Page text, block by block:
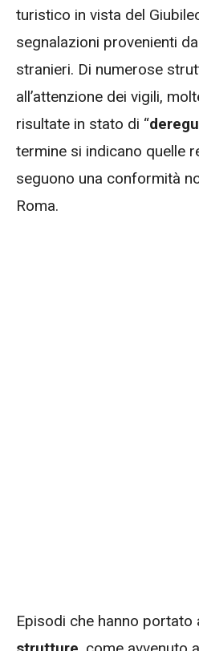
turistico in vista del
segnalazioni provenienti
stranieri. Di numerose
all’attenzione dei vigili,
risultate in stato di “
termine si indicano quelle
seguono una conformità
Roma.
Episodi che hanno portato